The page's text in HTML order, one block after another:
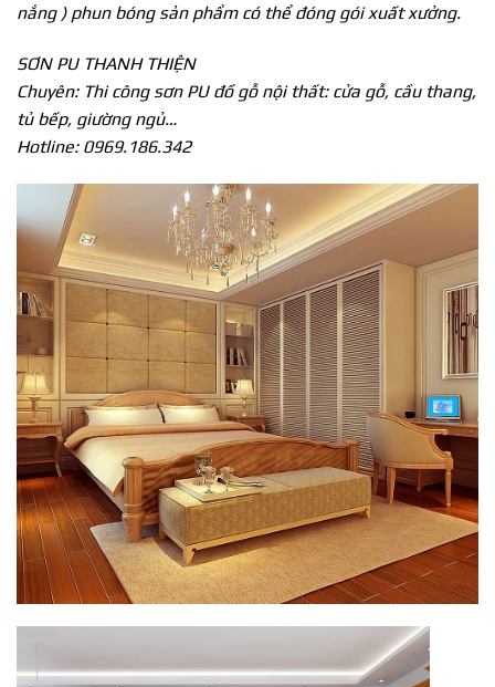
nắng ) phun bóng sản phẩm có thể đóng gói xuất xưởng.
SƠN PU THANH THIỆN
Chuyên: Thi công sơn PU đồ gỗ nội thất: cửa gỗ, cầu thang,
tủ bếp, giường ngủ…
Hotline: 0969.186.342